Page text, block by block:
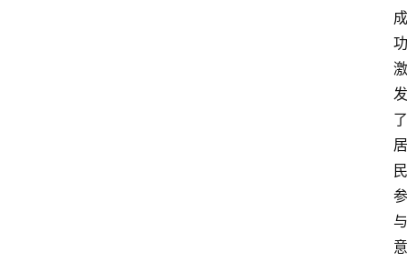
成
功
激
发
了
居
民
参
与
意